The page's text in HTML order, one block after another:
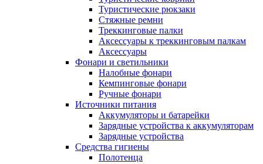
Туристические рюкзаки
Стяжные ремни
Треккинговые палки
Аксессуары к треккинговым палкам
Аксессуары
Фонари и светильники
Налобные фонари
Кемпинговые фонари
Ручные фонари
Источники питания
Аккумуляторы и батарейки
Зарядные устройства к аккумуляторам
Зарядные устройства
Средства гигиены
Полотенца